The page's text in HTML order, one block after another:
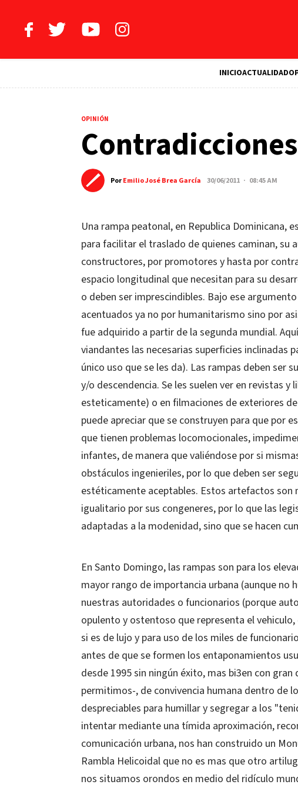
INICIOACTUALIDAD
OPINIÓN
PorEmilio José Brea García 30/06/2011 · 08:45 AM
Una rampa peatonal, en Republica Dominicana,
para facilitar el traslado de quienes caminan, su
constructores, por promotores y hasta por
espacio longitudinal que necesitan para su
o deben ser imprescindibles. Bajo ese
acentuados ya no por humanitarismo sino por
fue adquirido a partir de la segunda mundial.
viandantes las necesarias superficies inclinadas
único uso que se les da). Las rampas deben ser
y/o descendencia. Se les suelen ver en revistas
esteticamente) o en filmaciones de exteriores
puede apreciar que se construyen para que por
que tienen problemas locomocionales,
infantes, de manera que valiéndose por si
obstáculos ingenieriles, por lo que deben ser
estéticamente aceptables. Estos artefactos
igualitario por sus congeneres, por lo que las
adaptadas a la modenidad, sino que se hacen
En Santo Domingo, las rampas son para los
mayor rango de importancia urbana (aunque no
nuestras autoridades o funcionarios (porque
opulento y ostentoso que representa el
si es de lujo y para uso de los miles de
antes de que se formen los entaponamientos
desde 1995 sin ningún éxito, mas bi3en con
permitimos-, de convivencia humana dentro de
despreciables para humillar y segregar a los
intentar mediante una tímida aproximación,
comunicación urbana, nos han construido un
Rambla Helicoidal que no es mas que otro
nos situamos orondos en medio del ridículo